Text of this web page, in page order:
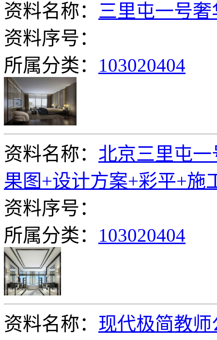
资料名称： 三里屯一号奢
资料序号：
所属分类： 103020404
资料名称： 北京三里屯一
果图+设计方案+彩平+施
资料序号：
所属分类： 103020404
资料名称： 现代极简教